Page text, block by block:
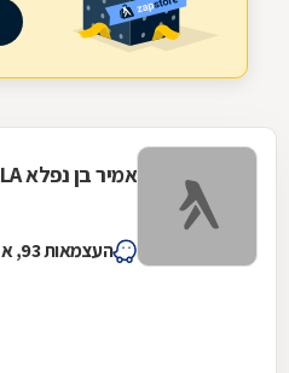
אמיר בן נפלא AMIR BEN-NIFLA
העצמאות 93, אשדוד